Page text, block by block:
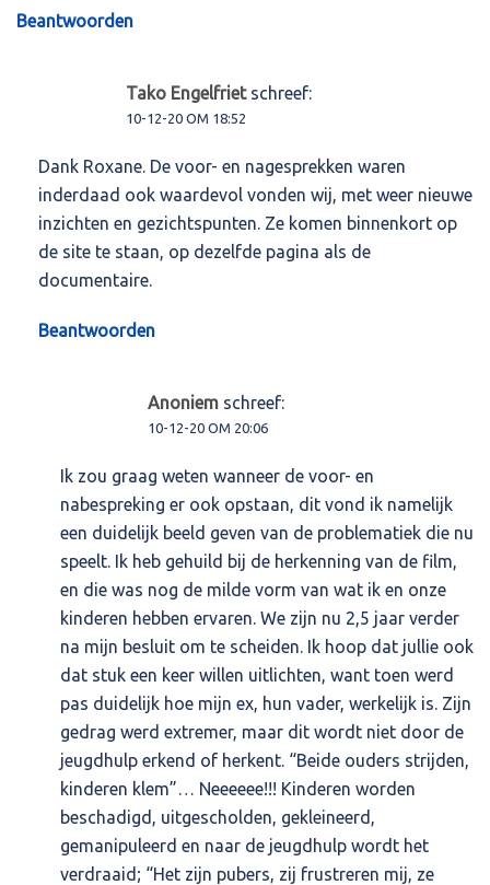
Beantwoorden
Tako Engelfriet schreef:
10-12-20 OM 18:52
Dank Roxane. De voor- en nagesprekken waren
inderdaad ook waardevol vonden wij, met weer nieuwe
inzichten en gezichtspunten. Ze komen binnenkort op
de site te staan, op dezelfde pagina als de
documentaire.
Beantwoorden
Anoniem schreef:
10-12-20 OM 20:06
Ik zou graag weten wanneer de voor- en
nabespreking er ook opstaan, dit vond ik namelijk
een duidelijk beeld geven van de problematiek die nu
speelt. Ik heb gehuild bij de herkenning van de film,
en die was nog de milde vorm van wat ik en onze
kinderen hebben ervaren. We zijn nu 2,5 jaar verder
na mijn besluit om te scheiden. Ik hoop dat jullie ook
dat stuk een keer willen uitlichten, want toen werd
pas duidelijk hoe mijn ex, hun vader, werkelijk is. Zijn
gedrag werd extremer, maar dit wordt niet door de
jeugdhulp erkend of herkent. “Beide ouders strijden,
kinderen klem”… Neeeeee!!! Kinderen worden
beschadigd, uitgescholden, gekleineerd,
gemanipuleerd en naar de jeugdhulp wordt het
verdraaid; “Het zijn pubers, zij frustreren mij, ze